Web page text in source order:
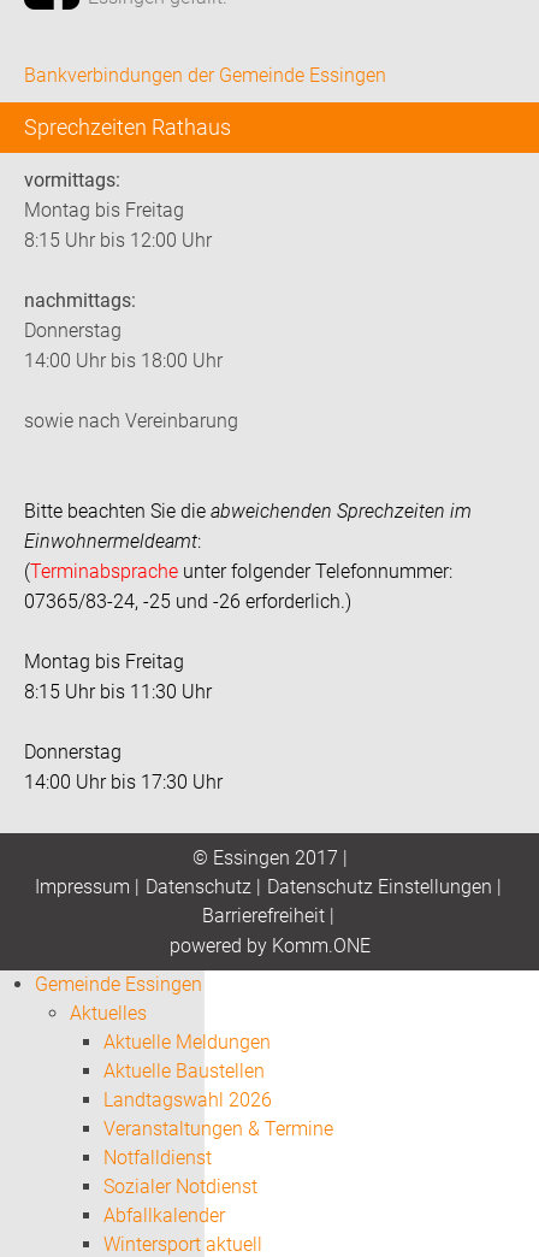
Bankverbindungen der Gemeinde Essingen
Sprechzeiten Rathaus
vormittags:
Montag bis Freitag
8:15 Uhr bis 12:00 Uhr
nachmittags:
Donnerstag
14:00 Uhr bis 18:00 Uhr
sowie nach Vereinbarung
Bitte beachten Sie die abweichenden Sprechzeiten im
Einwohnermeldeamt:
(Terminabsprache unter folgender Telefonnummer:
07365/83-24, -25 und -26 erforderlich.)
Montag bis Freitag
8:15 Uhr bis 11:30 Uhr
Donnerstag
14:00 Uhr bis 17:30 Uhr
© Essingen 2017 |
Impressum | Datenschutz| Datenschutz Einstellungen |
Barrierefreiheit|
powered by Komm.ONE
Gemeinde Essingen
Aktuelles
Aktuelle Meldungen
Aktuelle Baustellen
Landtagswahl 2026
Veranstaltungen & Termine
Notfalldienst
Sozialer Notdienst
Abfallkalender
Wintersport aktuell